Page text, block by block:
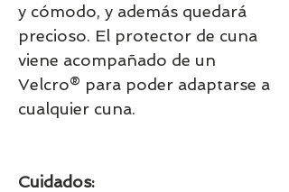
y cómodo, y además quedará
precioso. El protector de cuna
viene acompañado de un
Velcro® para poder adaptarse a
cualquier cuna.
Cuidados: